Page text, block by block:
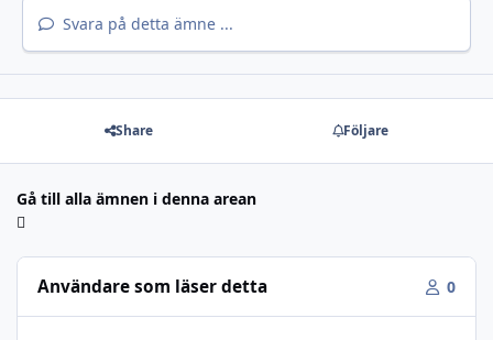
Svara på detta ämne ...
Share Följare
Gå till alla ämnen i denna arean
Användare som läser detta 0